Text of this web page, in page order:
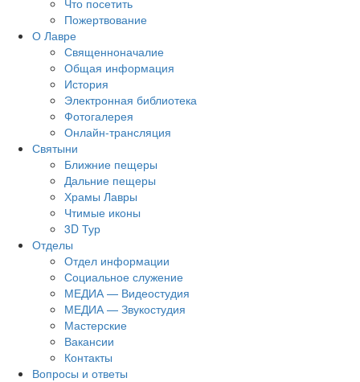
Что посетить
Пожертвование
О Лавре
Священноначалие
Общая информация
История
Электронная библиотека
Фотогалерея
Онлайн-трансляция
Святыни
Ближние пещеры
Дальние пещеры
Храмы Лавры
Чтимые иконы
3D Тур
Отделы
Отдел информации
Социальное служение
МЕДИА — Видеостудия
МЕДИА — Звукостудия
Мастерские
Вакансии
Контакты
Вопросы и ответы